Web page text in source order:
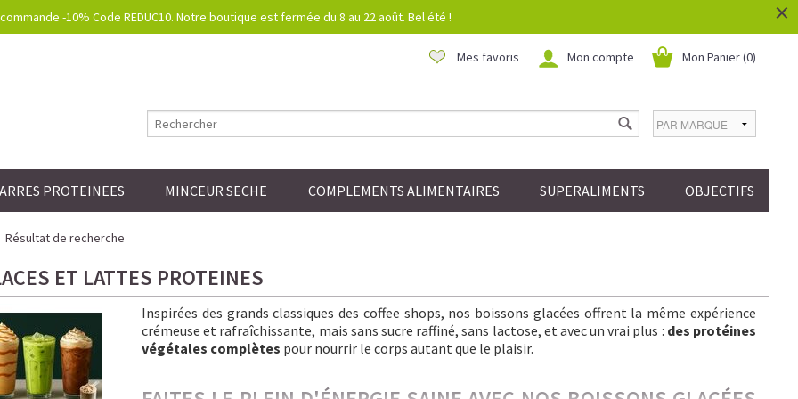
-10% Code REDUC10. Notre boutique est fermée du 8 au 22 août. Bel été ! ×
Mon Panier (0)
Mon compte
Mes favoris
PROTEINEES MINCEUR SECHE COMPLEMENTS ALIMENTAIRES SUPERALIMENTS OBJECTIFS
Résultat de recherche
ET LATTES PROTEINES
Inspirées des grands classiques des coffee shops, nos boissons glacées offrent la même expérience
crémeuse et rafraîchissante, mais sans sucre raffiné, sans lactose, et avec un vrai plus : des protéines
végétales complètes pour nourrir le corps autant que le plaisir.